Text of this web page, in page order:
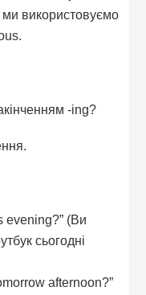
використовуємо
-ing?
evening?” (Ви
сьогодні
afternoon?”